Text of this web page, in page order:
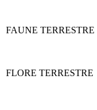
FAUNE TERRESTRE
FLORE TERRESTRE